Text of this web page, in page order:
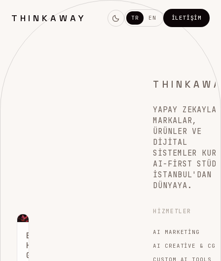
THINKAWAY TR EN İLETIŞIM
BÜYÜMEYI
HIZLANDIRAN
GÜÇLÜ
YAPAY ZEKAYLA
MARKALAR,
ÜRÜNLER VE
DIJITAL
SISTEMLER
AI-FIRST
İSTANBUL'DAN
DÜNYAYA.
HIZMETLER
AI MARKETING
AI CREATIVE & CGI
CUSTOM AI TOOLS